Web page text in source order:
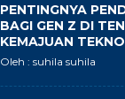
PENTINGNYA
BAGI GEN Z DI
KEMAJUAN
Oleh : suhila suhila